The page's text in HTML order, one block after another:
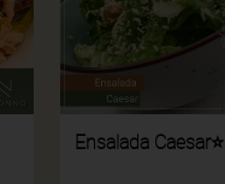
Ensalada Caesar⭐